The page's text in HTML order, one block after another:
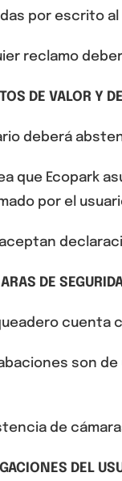
por escrito
reclamo
DE VALOR Y
deberá
que Ecopark
por el
aceptan
DE
cuenta
son
de
DEL